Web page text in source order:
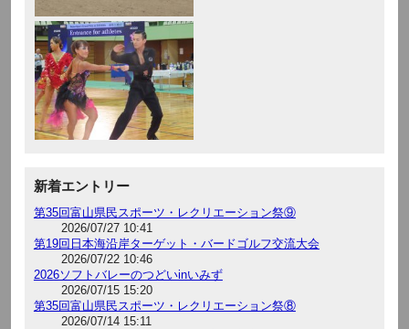
新着エントリー
第35回富山県民スポーツ・レクリエーション祭⑨
2026/07/27 10:41
第19回日本海沿岸ターゲット・バードゴルフ交流大会
2026/07/22 10:46
2026ソフトバレーのつどいinいみず
2026/07/15 15:20
第35回富山県民スポーツ・レクリエーション祭⑧
2026/07/14 15:11